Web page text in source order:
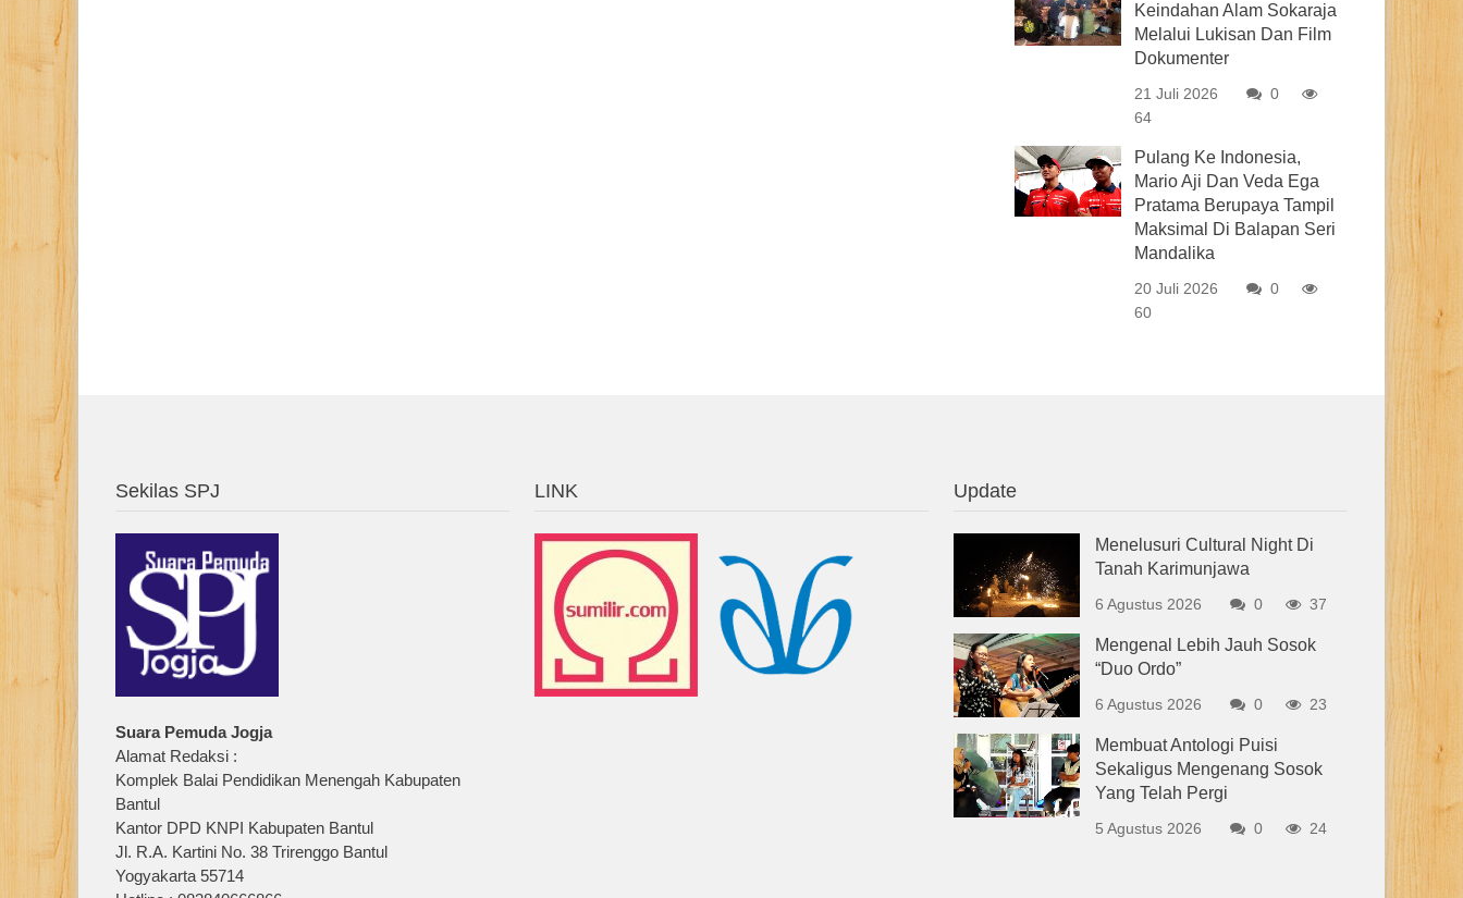
Keindahan Alam Sokaraja
Melalui Lukisan Dan Film
Dokumenter
21 Juli 2026
0
64
Pulang Ke Indonesia,
Mario Aji Dan Veda Ega
Pratama Berupaya Tampil
Maksimal Di Balapan Seri
Mandalika
20 Juli 2026
0
60
Sekilas SPJ
Suara Pemuda Jogja
Alamat Redaksi :
Komplek Balai Pendidikan Menengah Kabupaten
Bantul
Kantor DPD KNPI Kabupaten Bantul
Jl. R.A. Kartini No. 38 Trirenggo Bantul
Yogyakarta 55714
LINK Update
Menelusuri Cultural Night Di
Tanah Karimunjawa
6 Agustus 2026 0 37
Mengenal Lebih Jauh Sosok
“Duo Ordo”
6 Agustus 2026 0 23
Membuat Antologi Puisi
Sekaligus Mengenang Sosok
Yang Telah Pergi
5 Agustus 2026 0 24